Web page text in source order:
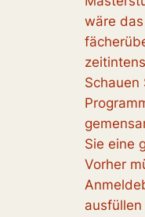
wäre
Schauen
Sie eine
Vorher